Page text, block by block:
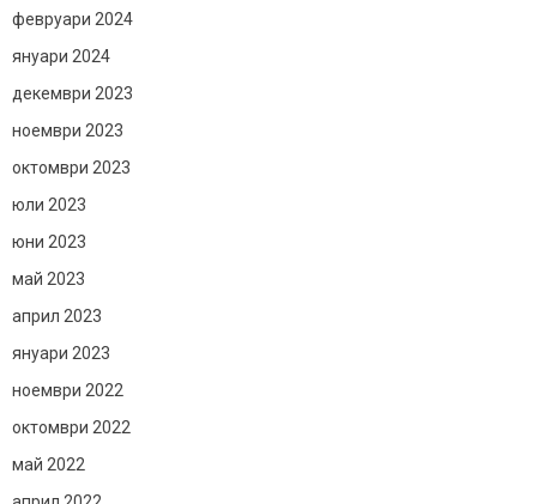
февруари 2024
януари 2024
декември 2023
ноември 2023
октомври 2023
юли 2023
юни 2023
май 2023
април 2023
януари 2023
ноември 2022
октомври 2022
май 2022